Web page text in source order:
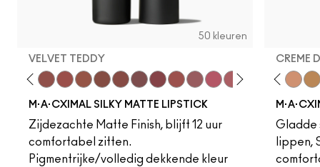
50 kleuren
VELVET TEDDY
M·A·CXIMAL SILKY MATTE LIPSTICK
Zijdezachte Matte Finish, blijft 12 uur
comfortabel zitten.
Pigmentrijke/volledig dekkende kleur
CREME
Gladde
lippen,